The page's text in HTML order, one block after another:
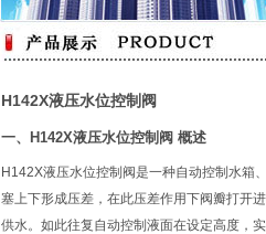
H142X液压水位控制阀
一、H142X液压水位控制阀 概述
H142X液压水位控制阀是一种自动控制水箱
塞上下形成压差，在此压差作用下阀瓣打开
供水。如此往复自动控制液面在设定高度，实